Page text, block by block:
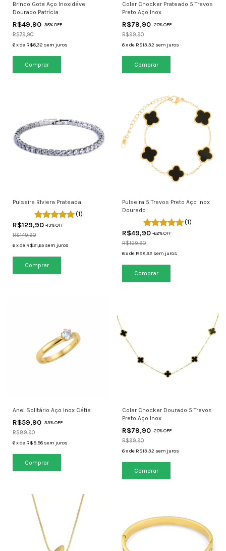
Brinco Gota Aço Inoxidável
Dourado Patrícia
R$49,90 -38% OFF
R$79,90
6xde R$8,32 sem juros
Colar Chocker Prateado 5 Trevos
Preto Aço Inox
R$79,90 -20% OFF
R$99,90
6 xde R$13,32 sem juros
Pulseira RIviera Prateada
(1)
R$129,90 -13% OFF
R$149,90
6xde R$21,65 sem juros
Comprar
Pulseira 5 Trevos Preto Aço Inox
Dourado
(1)
R$49,90 -62% OFF
R$129,90
6 xde R$8,32 sem juros
Anel Solitário Aço Inox Cátia
R$59,90 -33% OFF
R$89,90
6xde R$9,98 sem juros
Comprar
Colar Chocker Dourado 5 Trevos
Preto Aço Inox
R$79,90 -20% OFF
R$99,90
6 xde R$13,32 sem juros